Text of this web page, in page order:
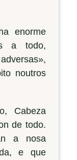
enorme
a todo,
noutros
Cabeza
de todo.
a nosa
e que